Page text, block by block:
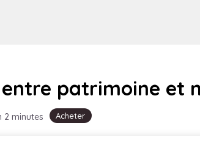
Acheter
patrimoine et
2 minutes